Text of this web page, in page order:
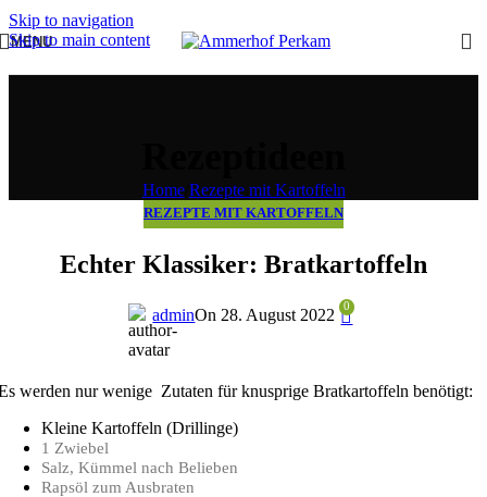
Skip to navigation
Skip to main content
MENU
Home/ Rezepte mit Kartoffeln
REZEPTE MIT KARTOFFELN
Echter Klassiker: Bratkartoffeln
adminOn 28. August 2022 0
werden nur wenige Zutaten für knusprige Bratkartoffeln benötigt:
Kleine Kartoffeln (Drillinge)
1 Zwiebel
Salz, Kümmel nach Belieben
Rapsöl zum Ausbraten